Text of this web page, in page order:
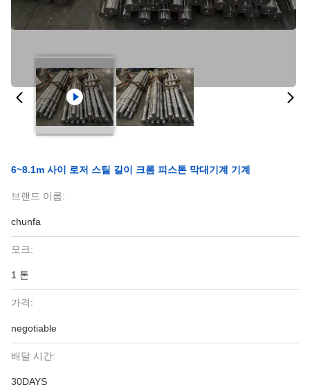
6~8.1m 사이 로저 스틸 길이 크롬 피스톤 막대기계 기계
브랜드 이름:
chunfa
모크:
1 톤
가격:
negotiable
배달 시간:
30DAYS